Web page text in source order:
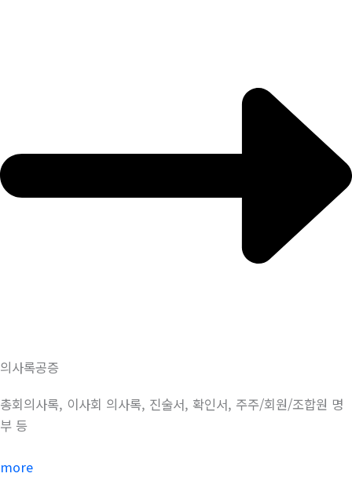
의사록공증
총회의사록, 이사회 의사록, 진술서, 확인서, 주주/회원/조합원 명
부 등
more